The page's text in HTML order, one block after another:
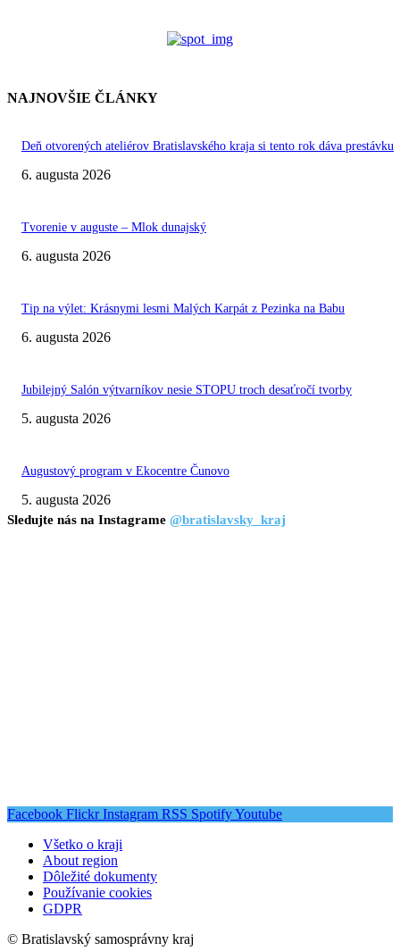
NAJNOVŠIE ČLÁNKY
Deň otvorených ateliérov Bratislavského kraja si tento rok dáva prestávku
6. augusta 2026
Tvorenie v auguste – Mlok dunajský
6. augusta 2026
Tip na výlet: Krásnymi lesmi Malých Karpát z Pezinka na Babu
6. augusta 2026
Jubilejný Salón výtvarníkov nesie STOPU troch desaťročí tvorby
5. augusta 2026
Augustový program v Ekocentre Čunovo
5. augusta 2026
Sledujte nás na Instagrame @bratislavsky_kraj
Facebook Flickr Instagram RSS SpotifyYoutube
Všetko o kraji
About region
Dôležité dokumenty
Používanie cookies
GDPR
© Bratislavský samosprávny kraj